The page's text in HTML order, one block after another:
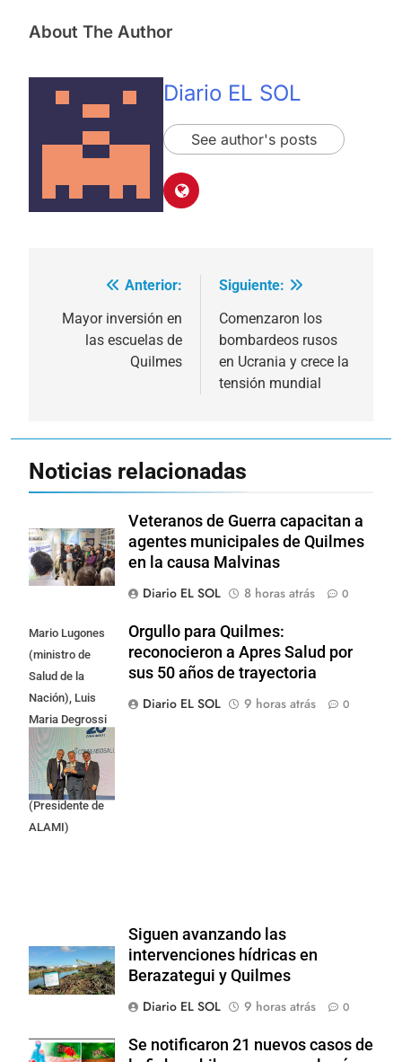
About The Author
Diario EL SOL
See author's posts
Navegación
de
entradas
Anterior:
Mayor inversión en
las escuelas de
Quilmes
Siguiente:
Comenzaron los
bombardeos rusos
en Ucrania y crece la
tensión mundial
Noticias relacionadas
Veteranos de Guerra capacitan a
agentes municipales de Quilmes
en la causa Malvinas
Diario EL SOL
8 horas atrás 0
Mario Lugones
(ministro de
Salud de la
Nación), Luis
Maria Degrossi
(Presidente de
Apres Salud) y
Cristian Mazza
(Presidente de
ALAMI)
Orgullo para Quilmes:
reconocieron a Apres Salud por
sus 50 años de trayectoria
Diario EL SOL
9 horas atrás 0
Siguen avanzando las
intervenciones hídricas en
Berazategui y Quilmes
Diario EL SOL
9 horas atrás 0
Se notificaron 21 nuevos casos de